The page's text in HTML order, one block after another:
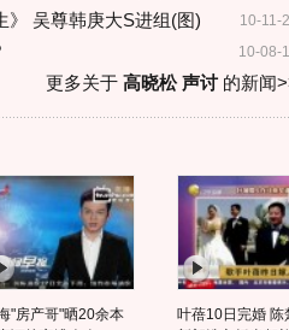
10-11-
》 吴尊韩庚大S进组(图)
10-08-
更多关于 高晓松 声讨的新闻
"房产哥"晒20余本
叶蓓10日完婚 陈